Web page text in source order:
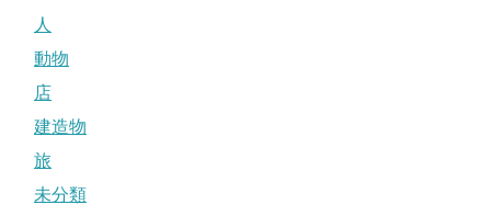
人
動物
店
建造物
旅
未分類